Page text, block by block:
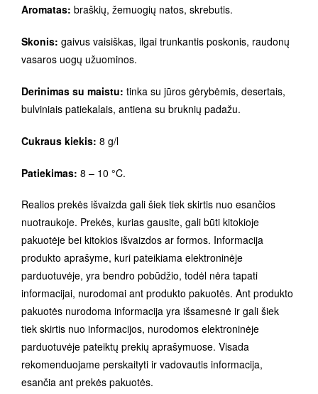
Aromatas: braškių, žemuogių natos, skrebutis.
Skonis: gaivus vaisiškas, ilgai trunkantis poskonis, raudonų
vasaros uogų užuominos.
Derinimas su maistu: tinka su jūros gėrybėmis, desertais,
bulviniais patiekalais, antiena su bruknių padažu.
Cukraus kiekis: 8 g/l
Patiekimas: 8 – 10 °C.
Realios prekės išvaizda gali šiek tiek skirtis nuo esančios
nuotraukoje. Prekės, kurias gausite, gali būti kitokioje
pakuotėje bei kitokios išvaizdos ar formos. Informacija
produkto aprašyme, kuri pateikiama elektroninėje
parduotuvėje, yra bendro pobūdžio, todėl nėra tapati
informacijai, nurodomai ant produkto pakuotės. Ant produkto
pakuotės nurodoma informacija yra išsamesnė ir gali šiek
tiek skirtis nuo informacijos, nurodomos elektroninėje
parduotuvėje pateiktų prekių aprašymuose. Visada
rekomenduojame perskaityti ir vadovautis informacija,
esančia ant prekės pakuotės.